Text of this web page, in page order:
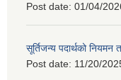
Post date: 01/04/
सूर्तिजन्य पदार्थको नियमन
Post date: 11/20/